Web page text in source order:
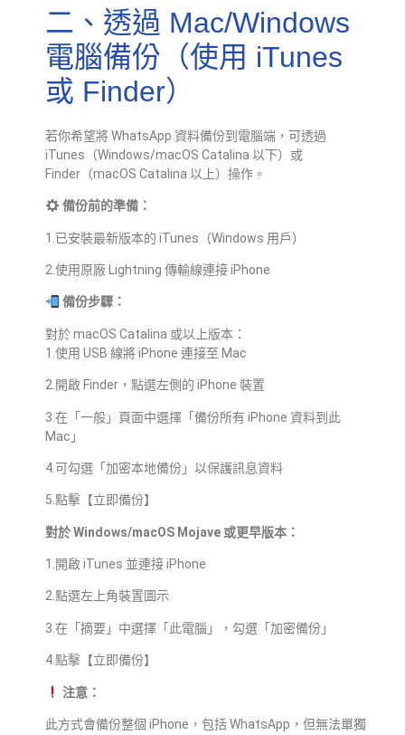
二、透過 Mac/Windows
電腦備份（使用 iTunes
或 Finder）
若你希望將 WhatsApp 資料備份到電腦端，可透過
iTunes（Windows/macOS Catalina 以下）或
Finder（macOS Catalina 以上）操作。
備份前的準備：
1.已安裝最新版本的 iTunes（Windows 用戶）
2.使用原廠 Lightning 傳輸線連接 iPhone
備份步驟：
對於 macOS Catalina 或以上版本：
1.使用 USB 線將 iPhone 連接至 Mac
2.開啟 Finder，點選左側的 iPhone 裝置
3.在「一般」頁面中選擇「備份所有 iPhone 資料到此
Mac」
4.可勾選「加密本地備份」以保護訊息資料
5.點擊【立即備份】
對於 Windows/macOS Mojave 或更早版本：
1.開啟 iTunes 並連接 iPhone
2.點選左上角裝置圖示
3.在「摘要」中選擇「此電腦」，勾選「加密備份」
4.點擊【立即備份】
注意：
此方式會備份整個 iPhone，包括 WhatsApp，但無法單獨